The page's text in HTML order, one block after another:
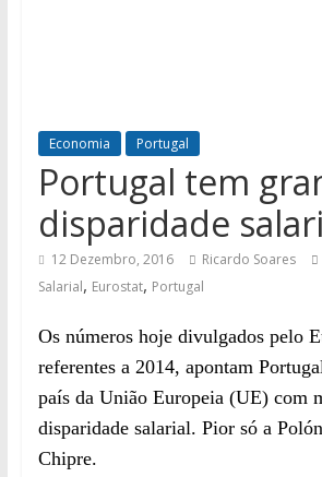
Economia Portugal
Portugal tem
disparidade
12 Dezembro, 2016 Ricardo Soares
Salarial, Eurostat, Portugal
Os números hoje divulgados pelo
referentes a 2014, apontam
país da União Europeia (UE) com
disparidade salarial. Pior só a
Chipre.